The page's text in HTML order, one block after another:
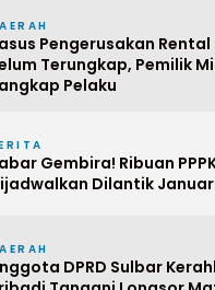
Pengerusakan Rental
Terungkap, Pemilik
Pelaku
Gembira! Ribuan
Dilantik
DPRD Sulbar